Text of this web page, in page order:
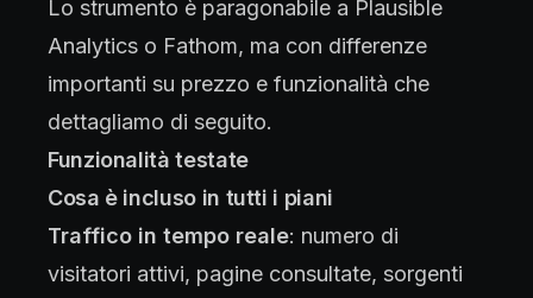
Lo strumento è paragonabile a Plausible
Analytics o Fathom, ma con differenze
importanti su prezzo e funzionalità che
dettagliamo di seguito.
Funzionalità testate
Cosa è incluso in tutti i piani
Traffico in tempo reale: numero di
visitatori attivi, pagine consultate, sorgenti